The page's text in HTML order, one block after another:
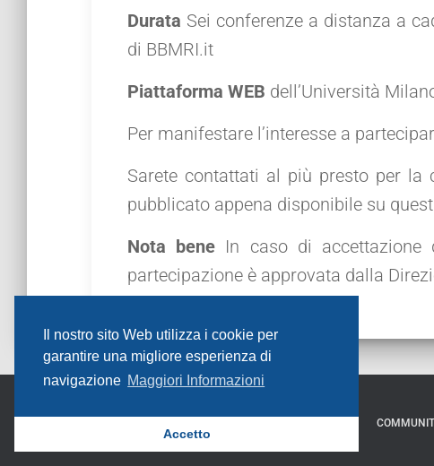
Il nostro sito Web utilizza i cookie per
garantire una migliore esperienza di
navigazione Maggiori Informazioni
Accetto
Durata Sei conferenze a distanza a
di BBMRI.it
Piattaforma WEB dell’Università
Per manifestare l’interesse a
Sarete contattati al più presto per la
pubblicato appena disponibile su
Nota bene In caso di accettazione
partecipazione è approvata dalla